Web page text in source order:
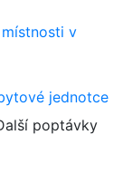
v
jednotce
poptávky